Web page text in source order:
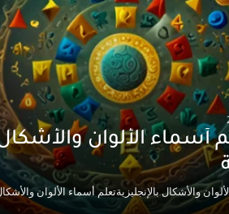
أسماء الألوان
والأشكال بالإنجليزيةتعلم أسماء الألوان والأشكال